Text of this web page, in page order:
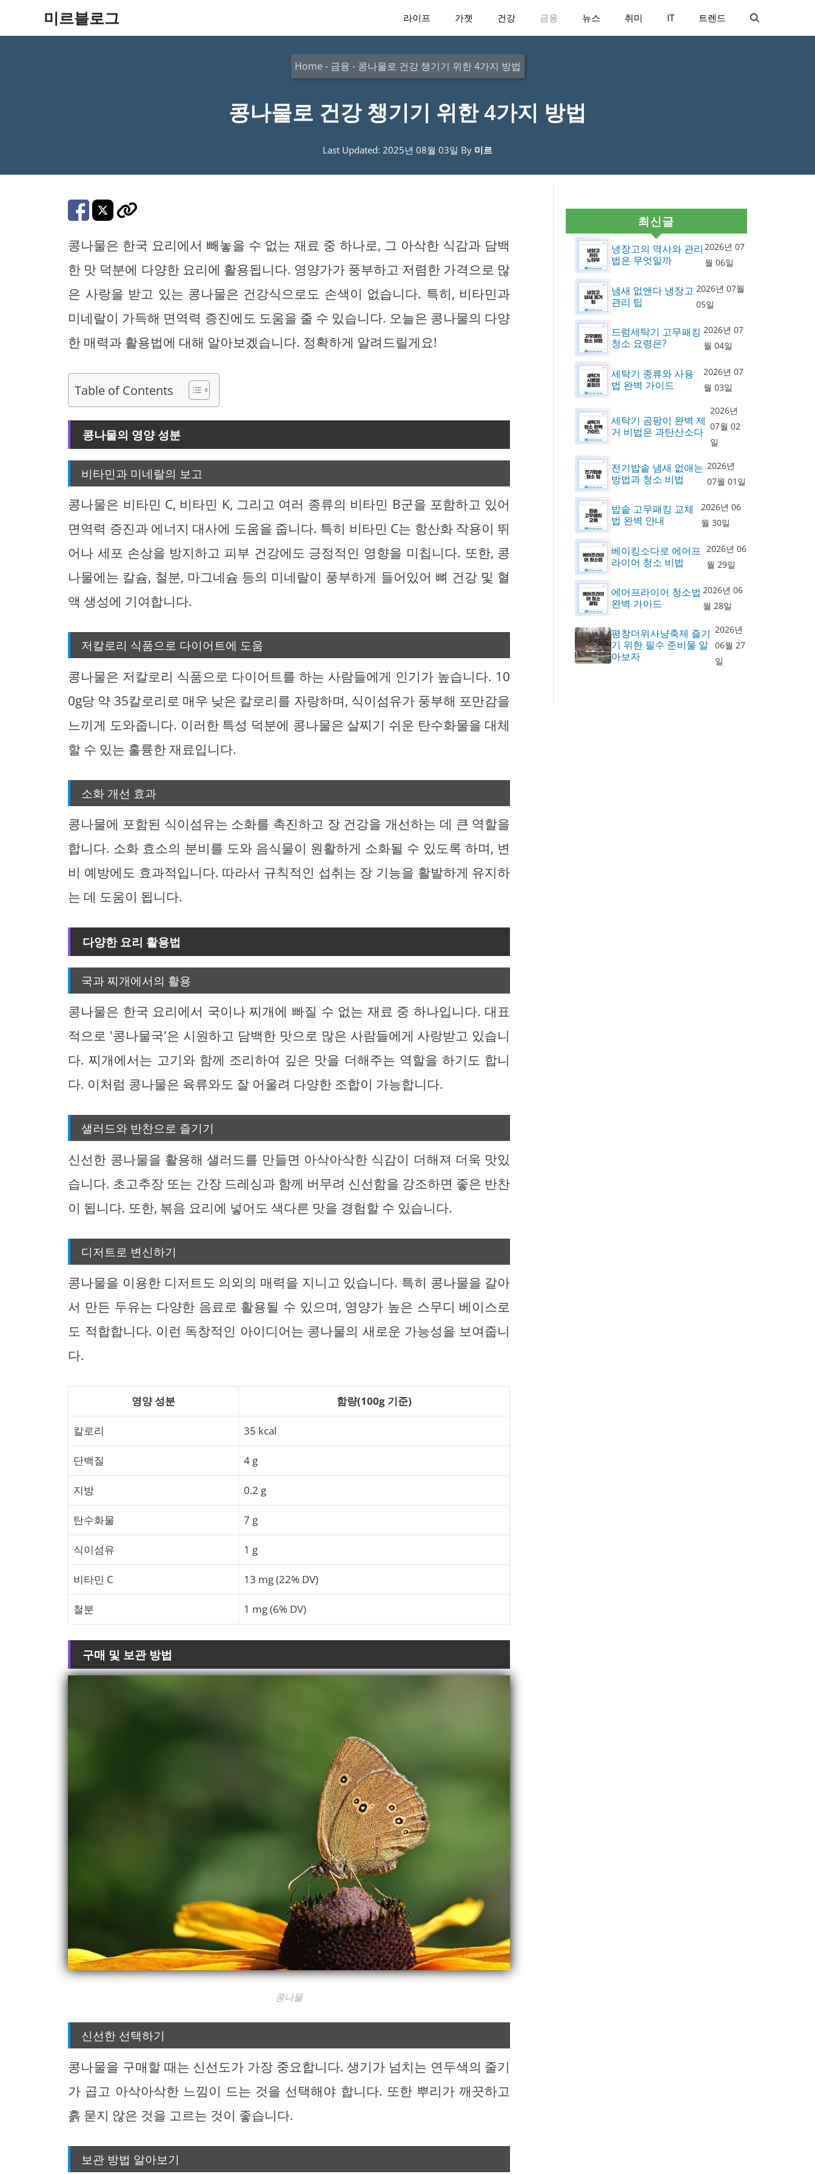
미르블로그 라이프 가젯 건강 금융 뉴스 취미 IT 트렌드
Home - 금융 - 콩나물로 건강 챙기기 위한 4가지 방법
콩나물로 건강 챙기기 위한 4가지 방법
Last Updated: 2025년 08월 03일 By 미르
콩나물은 한국 요리에서 빼놓을 수 없는 재료 중 하나로, 그 아삭한 식감과 담백
한 맛 덕분에 다양한 요리에 활용됩니다. 영양가가 풍부하고 저렴한 가격으로 많
은 사랑을 받고 있는 콩나물은 건강식으로도 손색이 없습니다. 특히, 비타민과
미네랄이 가득해 면역력 증진에도 도움을 줄 수 있습니다. 오늘은 콩나물의 다양
한 매력과 활용법에 대해 알아보겠습니다. 정확하게 알려드릴게요!
Table of Contents
콩나물의 영양 성분
비타민과 미네랄의 보고
콩나물은 비타민 C, 비타민 K, 그리고 여러 종류의 비타민 B군을 포함하고 있어
면역력 증진과 에너지 대사에 도움을 줍니다. 특히 비타민 C는 항산화 작용이 뛰
어나 세포 손상을 방지하고 피부 건강에도 긍정적인 영향을 미칩니다. 또한, 콩
나물에는 칼슘, 철분, 마그네슘 등의 미네랄이 풍부하게 들어있어 뼈 건강 및 혈
액 생성에 기여합니다.
저칼로리 식품으로 다이어트에 도움
콩나물은 저칼로리 식품으로 다이어트를 하는 사람들에게 인기가 높습니다. 10
0g당 약 35칼로리로 매우 낮은 칼로리를 자랑하며, 식이섬유가 풍부해 포만감을
느끼게 도와줍니다. 이러한 특성 덕분에 콩나물은 살찌기 쉬운 탄수화물을 대체
할 수 있는 훌륭한 재료입니다.
소화 개선 효과
콩나물에 포함된 식이섬유는 소화를 촉진하고 장 건강을 개선하는 데 큰 역할을
합니다. 소화 효소의 분비를 도와 음식물이 원활하게 소화될 수 있도록 하며, 변
비 예방에도 효과적입니다. 따라서 규칙적인 섭취는 장 기능을 활발하게 유지하
는 데 도움이 됩니다.
다양한 요리 활용법
국과 찌개에서의 활용
콩나물은 한국 요리에서 국이나 찌개에 빠질 수 없는 재료 중 하나입니다. 대표
적으로 '콩나물국'은 시원하고 담백한 맛으로 많은 사람들에게 사랑받고 있습니
다. 찌개에서는 고기와 함께 조리하여 깊은 맛을 더해주는 역할을 하기도 합니
다. 이처럼 콩나물은 육류와도 잘 어울려 다양한 조합이 가능합니다.
샐러드와 반찬으로 즐기기
신선한 콩나물을 활용해 샐러드를 만들면 아삭아삭한 식감이 더해져 더욱 맛있
습니다. 초고추장 또는 간장 드레싱과 함께 버무려 신선함을 강조하면 좋은 반찬
이 됩니다. 또한, 볶음 요리에 넣어도 색다른 맛을 경험할 수 있습니다.
디저트로 변신하기
콩나물을 이용한 디저트도 의외의 매력을 지니고 있습니다. 특히 콩나물을 갈아
서 만든 두유는 다양한 음료로 활용될 수 있으며, 영양가 높은 스무디 베이스로
도 적합합니다. 이런 독창적인 아이디어는 콩나물의 새로운 가능성을 보여줍니
다.
영양 성분 함량(100g 기준)
칼로리 35 kcal
단백질 4 g
지방 0.2 g
탄수화물 7 g
식이섬유 1 g
비타민 C 13 mg (22% DV)
철분 1 mg (6% DV)
구매 및 보관 방법
콩나물
신선한 선택하기
콩나물을 구매할 때는 신선도가 가장 중요합니다. 생기가 넘치는 연두색의 줄기
가 곱고 아삭아삭한 느낌이 드는 것을 선택해야 합니다. 또한 뿌리가 깨끗하고
흙 묻지 않은 것을 고르는 것이 좋습니다.
보관 방법 알아보기
최신글
냉장고의 역사와 관리
법은 무엇일까
2026년 07
월 06일
냄새 없앤다 냉장고
관리 팁
2026년 07월
05일
드럼세탁기 고무패킹
청소 요령은?
2026년 07
월 04일
세탁기 종류와 사용
법 완벽 가이드
2026년 07
월 03일
세탁기 곰팡이 완벽 제
거 비법은 과탄산소다
2026년
07월 02
일
전기밥솥 냄새 없애는
방법과 청소 비법
2026년
07월 01일
밥솥 고무패킹 교체
법 완벽 안내
2026년 06
월 30일
베이킹소다로 에어프
라이어 청소 비법
2026년 06
월 29일
에어프라이어 청소법
완벽 가이드
2026년 06
월 28일
평창더위사냥축제 즐기
기 위한 필수 준비물 알
아보자
2026년
06월 27
일